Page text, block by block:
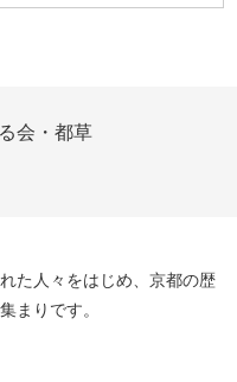
会・都草
た人々をはじめ、京都の歴
まりです。